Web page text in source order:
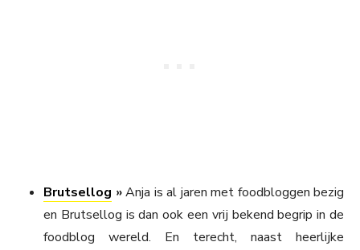
Brutsellog »Anja is al jaren met foodbloggen bezig
en Brutsellog is dan ook een vrij bekend begrip in de
foodblog wereld. En terecht, naast heerlijke